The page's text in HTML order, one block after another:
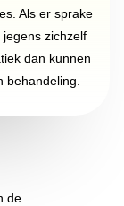
Als er sprake
zichzelf
dan kunnen
behandeling.
de